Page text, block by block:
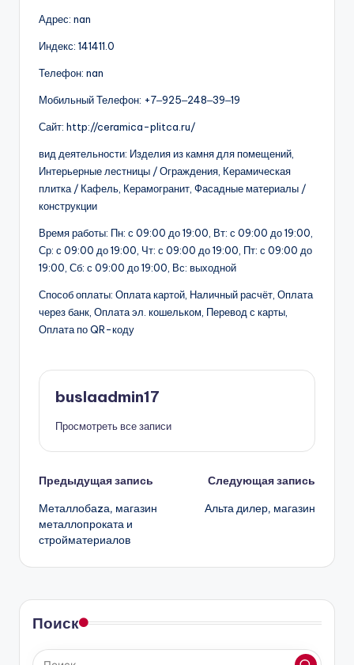
Адрес: nan
Индекс: 141411.0
Телефон: nan
Мобильный Телефон: +7‒925‒248‒39‒19
Сайт: http://ceramica-plitca.ru/
вид деятельности: Изделия из камня для помещений,
Интерьерные лестницы / Ограждения, Керамическая
плитка / Кафель, Керамогранит, Фасадные материалы /
конструкции
Время работы: Пн: с 09:00 до 19:00, Вт: с 09:00 до 19:00,
Ср: с 09:00 до 19:00, Чт: с 09:00 до 19:00, Пт: с 09:00 до
19:00, Сб: с 09:00 до 19:00, Вс: выходной
Способ оплаты: Оплата картой, Наличный расчёт, Оплата
через банк, Оплата эл. кошельком, Перевод с карты,
Оплата по QR-коду
buslaadmin17
Просмотреть все записи
Навигация
записи
Предыдущая запись
Металлобаzа, магазин
металлопроката и
стройматериалов
Следующая запись
Альта дилер, магазин
Поиск